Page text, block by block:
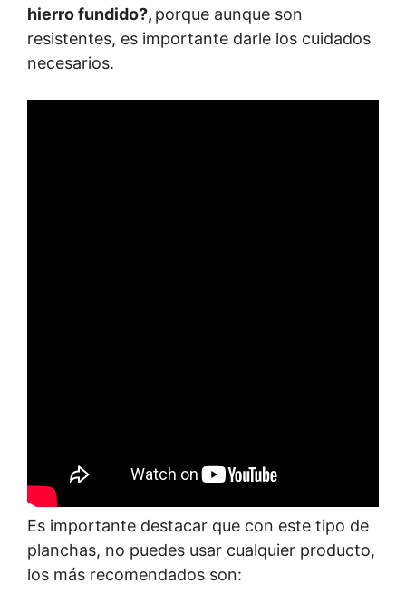
hierro fundido?, porque aunque son
resistentes, es importante darle los cuidados
necesarios.
Es importante destacar que con este tipo de
planchas, no puedes usar cualquier producto,
los más recomendados son: